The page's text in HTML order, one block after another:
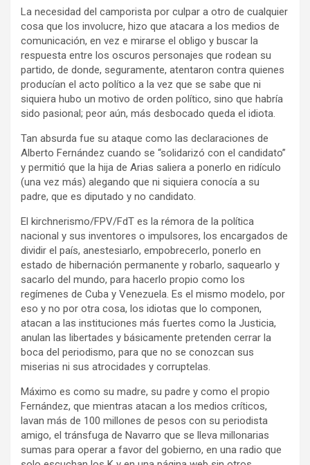
La necesidad del camporista por culpar a otro de cualquier
cosa que los involucre, hizo que atacara a los medios de
comunicación, en vez e mirarse el obligo y buscar la
respuesta entre los oscuros personajes que rodean su
partido, de donde, seguramente, atentaron contra quienes
producían el acto político a la vez que se sabe que ni
siquiera hubo un motivo de orden político, sino que habría
sido pasional; peor aún, más desbocado queda el idiota.
Tan absurda fue su ataque como las declaraciones de
Alberto Fernández cuando se “solidarizó con el candidato”
y permitió que la hija de Arias saliera a ponerlo en ridículo
(una vez más) alegando que ni siquiera conocía a su
padre, que es diputado y no candidato.
El kirchnerismo/FPV/FdT es la rémora de la política
nacional y sus inventores o impulsores, los encargados de
dividir el país, anestesiarlo, empobrecerlo, ponerlo en
estado de hibernación permanente y robarlo, saquearlo y
sacarlo del mundo, para hacerlo propio como los
regímenes de Cuba y Venezuela. Es el mismo modelo, por
eso y no por otra cosa, los idiotas que lo componen,
atacan a las instituciones más fuertes como la Justicia,
anulan las libertades y básicamente pretenden cerrar la
boca del periodismo, para que no se conozcan sus
miserias ni sus atrocidades y corruptelas.
Máximo es como su madre, su padre y como el propio
Fernández, que mientras atacan a los medios críticos,
lavan más de 100 millones de pesos con su periodista
amigo, el tránsfuga de Navarro que se lleva millonarias
sumas para operar a favor del gobierno, en una radio que